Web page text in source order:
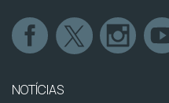
NOTÍCIAS